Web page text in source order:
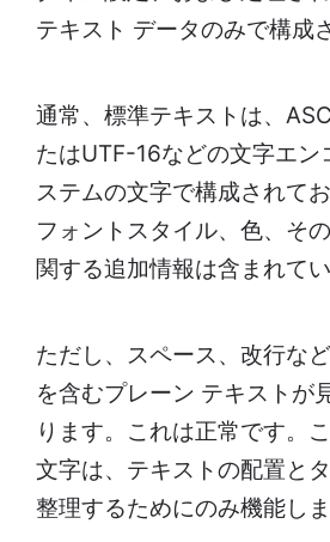
テキスト データのみで構成
通常、標準テキストは、
たはUTF-16などの文字エン
ステムの文字で構成されて
フォントスタイル、色、そ
関する追加情報は含まれてい
ただし、スペース、改行な
を含むプレーン テキストが
ります。これは正常です。
文字は、テキストの配置と
整理するためにのみ機能しま